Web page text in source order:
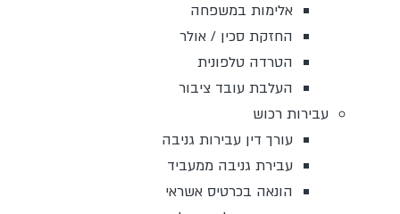
אלימות במשפחה
החזקת סכין / אולר
הטרדה טלפונית
העלבת עובד ציבור
עבירות רכוש
עורך דין עבירות גניבה
עבירת גניבה ממעביד
הונאה בכרטיס אשראי